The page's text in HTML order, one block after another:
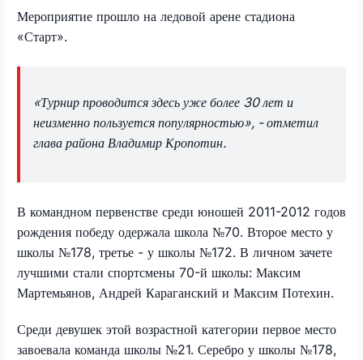
Мероприятие прошло на ледовой арене стадиона
«Старт».
«Турнир проводится здесь уже более 30 лет и
неизменно пользуется популярностью», - отметил
глава района Владимир Кропотин.
В командном первенстве среди юношей 2011-2012 годов
рождения победу одержала школа №70. Второе место у
школы №178, третье - у школы №172. В личном зачете
лучшими стали спортсмены 70-й школы: Максим
Мартемьянов, Андрей Караганский и Максим Потехин.
Среди девушек этой возрастной категории первое место
завоевала команда школы №21. Серебро у школы №178,